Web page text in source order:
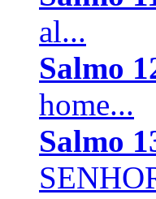
al...
Salmo
home...
Salmo